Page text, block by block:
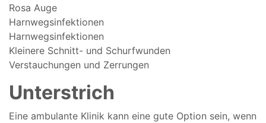
Rosa Auge
Harnwegsinfektionen
Harnwegsinfektionen
Kleinere Schnitt- und Schurfwunden
Verstauchungen und Zerrungen
Unterstrich
Eine ambulante Klinik kann eine gute Option sein, wenn